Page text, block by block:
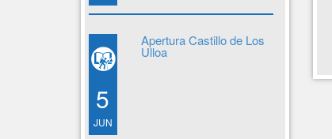
5
JUN
Apertura Castillo de Los
Ulloa